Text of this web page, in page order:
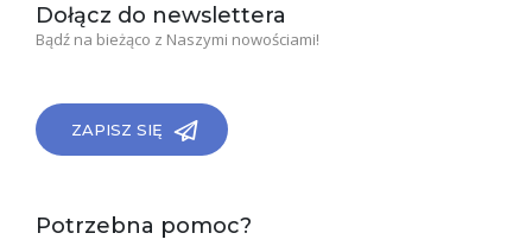
Dołącz do newslettera
Bądź na bieżąco z Naszymi nowościami!
ZAPISZ SIĘ
Potrzebna pomoc?